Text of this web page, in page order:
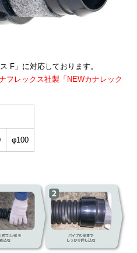
F」に対応しております。
フレックス社製「NEWカナレック
φ100